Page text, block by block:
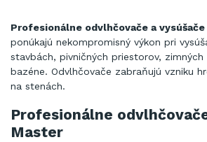
Profesionálne odvlhčovače a
ponúkajú nekompromisný výkon pri
stavbách, pivničných priestorov,
bazéne. Odvlhčovače zabraňujú vzniku
na stenách.
Profesionálne
Master